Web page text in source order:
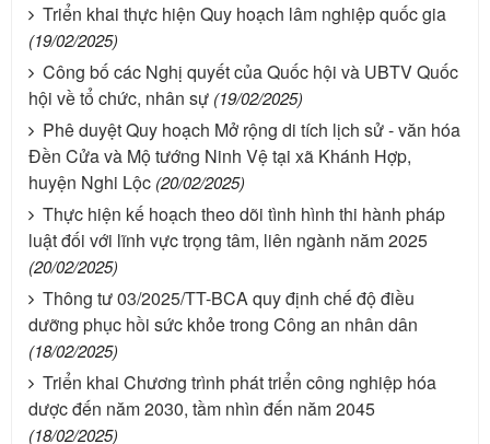
Triển khai thực hiện Quy hoạch lâm nghiệp quốc gia
(19/02/2025)
Công bố các Nghị quyết của Quốc hội và UBTV Quốc
hội về tổ chức, nhân sự (19/02/2025)
Phê duyệt Quy hoạch Mở rộng di tích lịch sử - văn hóa
Đền Cửa và Mộ tướng Ninh Vệ tại xã Khánh Hợp,
huyện Nghi Lộc (20/02/2025)
Thực hiện kế hoạch theo dõi tình hình thi hành pháp
luật đối với lĩnh vực trọng tâm, liên ngành năm 2025
(20/02/2025)
Thông tư 03/2025/TT-BCA quy định chế độ điều
dưỡng phục hồi sức khỏe trong Công an nhân dân
(18/02/2025)
Triển khai Chương trình phát triển công nghiệp hóa
dược đến năm 2030, tầm nhìn đến năm 2045
(18/02/2025)